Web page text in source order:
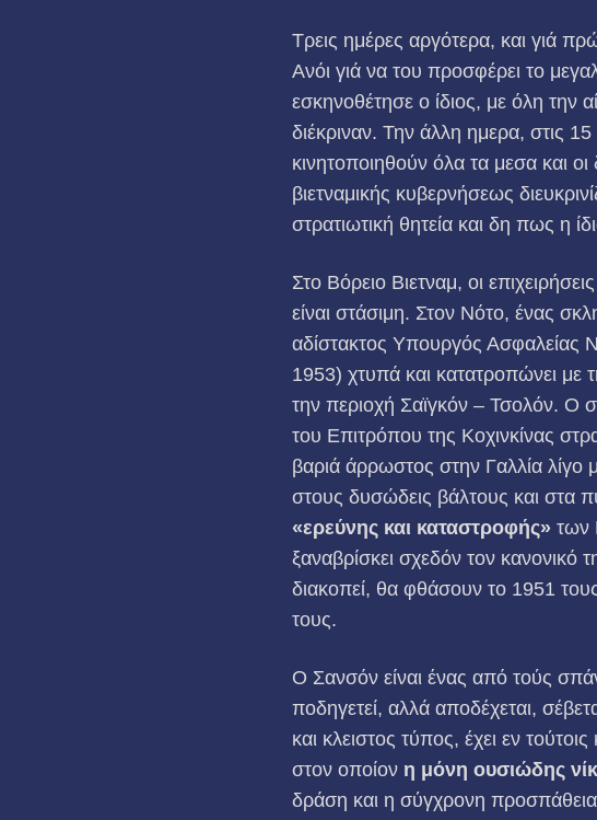
Τρεις ημέρες αργότερα, και γιά
Ανόι γιά να του προσφέρει το
εσκηνοθέτησε ο ίδιος, με όλη την
διέκριναν. Την άλλη ημερα, στις
κινη­τοποιηθούν όλα τα μεσα και
βιετναμικής κυβερνήσεως
στρατιωτική θητεία και δη πως η
Στο Βόρειο Βιετναμ, οι
είναι στάσιμη. Στον Νότο, ένας
αδίστακτος Υπουργός Ασφαλείας
1953) χτυπά και κατατροπώνει με
την περιοχή Σαϊγκόν – Τσολόν. Ο
του Επιτρόπου της Κοχινκίνας
βαριά άρρωστος στην Γαλλία λίγο
στους δυσώδεις βάλτους και στα
«ερεύνης και καταστροφής» των
ξαναβρίσκει σχεδόν τον κανονικό
διακοπεί, θα φθάσουν το 1951
τους.
Ο Σανσόν είναι ένας από τούς
ποδηγετεί, αλλά αποδέχεται,
και κλειστος τύπος, έχει εν
στον οποίον η μόνη ουσιώδης
δράση και η σύγχρονη